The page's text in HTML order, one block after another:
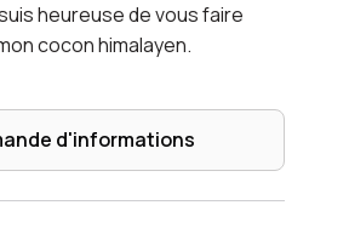
heureuse de vous faire
cocon himalayen.
d'informations